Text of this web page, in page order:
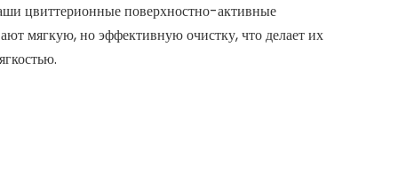
цвиттерионные поверхностно-активные
мягкую, но эффективную очистку, что делает их